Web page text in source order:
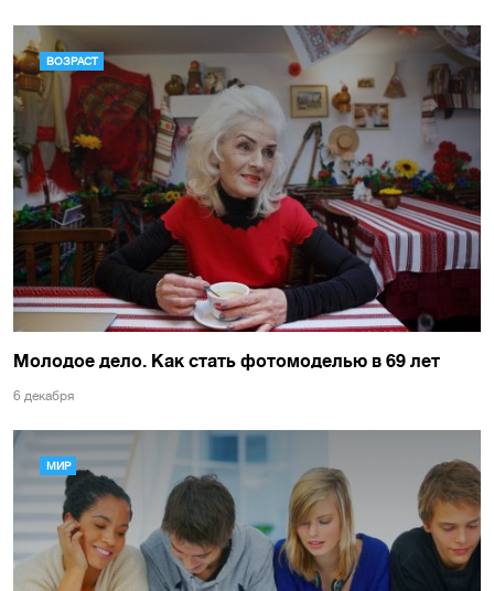
ВОЗРАСТ
Молодое дело. Как стать фотомоделью в 69 лет
6 декабря
МИР